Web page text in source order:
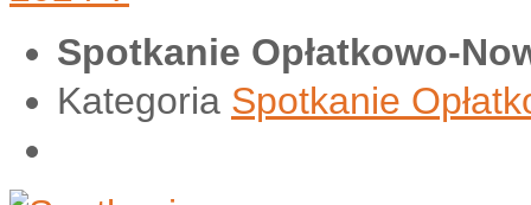
Spotkanie Opłatkowo-
Kategoria Spotkanie